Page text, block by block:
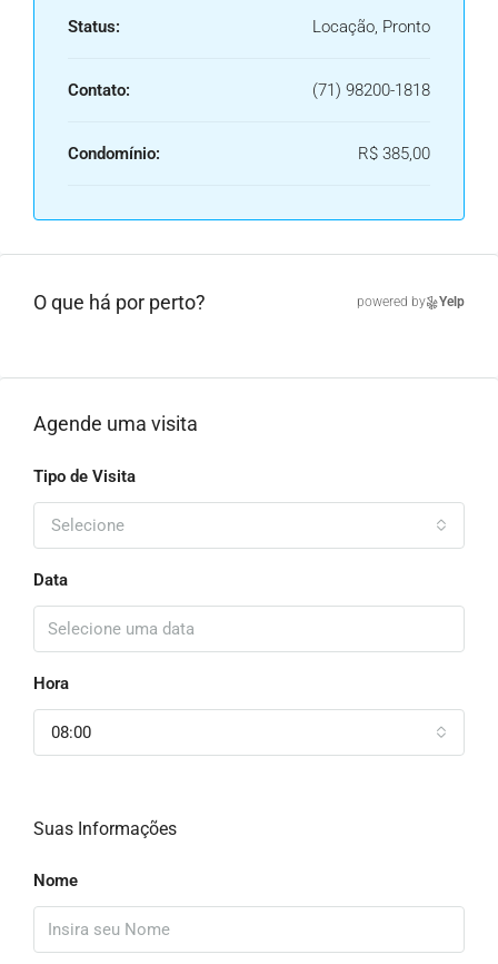
Status: Locação, Pronto
Contato: (71) 98200-1818
Condomínio: R$ 385,00
O que há por perto? powered by Yelp
Agende uma visita
Tipo de Visita
Selecione
Data
Hora
08:00
Suas Informações
Nome